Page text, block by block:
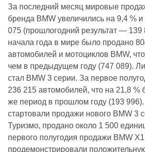
За последний месяц мировые
бренда BMW увеличились на 9,4 %
075 (прошлогодний результат — 139
начала года в мире было продано
автомобилей и мотоциклов BMW,
чем в предыдущем году (747 089).
стал BMW 3 серии. За первое
236 215 автомобилей, что на 21,8 %
же период в прошлом году (193
стартовали продажи нового BMW 3
Туризмо, продано около 1 500
первого полугодия продажи BMW X1
продемонстрировали